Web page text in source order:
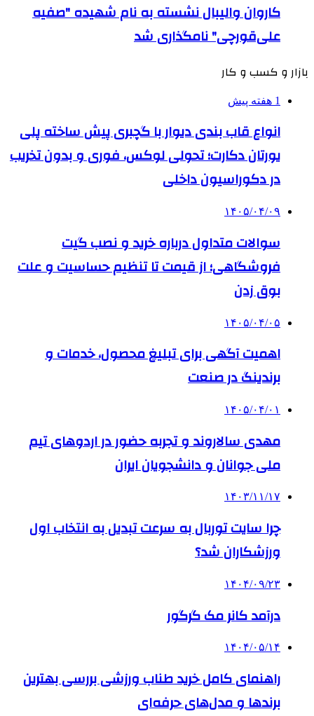
کاروان والیبال نشسته به نام شهیده "صفیه
علی‌قورچی" نامگذاری شد
بازار و کسب و کار
1 هفته پیش
انواع قاب بندی دیوار با گچبری پیش ساخته پلی
یورتان دکارت؛ تحولی لوکس، فوری و بدون تخریب
در دکوراسیون داخلی
۱۴۰۵/۰۴/۰۹
سوالات متداول درباره خرید و نصب گیت
فروشگاهی؛ از قیمت تا تنظیم حساسیت و علت
بوق زدن
۱۴۰۵/۰۴/۰۵
اهمیت آگهی برای تبلیغ محصول، خدمات و
برندینگ در صنعت
۱۴۰۵/۰۴/۰۱
مهدی سالاروند و تجربه حضور در اردوهای تیم
ملی جوانان و دانشجویان ایران
۱۴۰۳/۱۱/۱۷
چرا سایت توربال به ‌سرعت تبدیل به انتخاب اول
ورزشکاران شد؟
۱۴۰۴/۰۹/۲۳
درآمد کانر مک گرگور
۱۴۰۴/۰۵/۱۴
راهنمای کامل خرید طناب ورزشی بررسی بهترین
برندها و مدل‌های حرفه‌ای